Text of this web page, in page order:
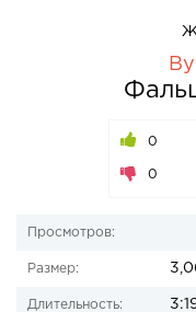
0
0
Просмотров:
Размер:
Длительность: